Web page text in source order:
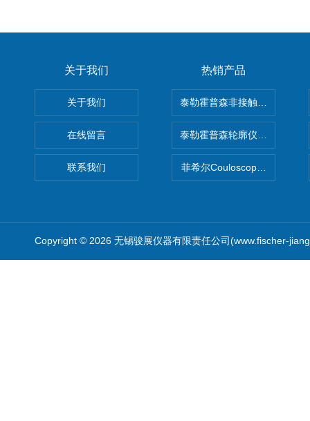
关于我们
关于我们
在线留言
联系我们
热销产品
泰勒霍普森非接触式轮廓仪
泰勒霍普森轮廓仪|TAYLOR
菲希尔Couloscope CMS2电
Copyright © 2026 无锡骏展仪器有限责任公司(www.fischer-